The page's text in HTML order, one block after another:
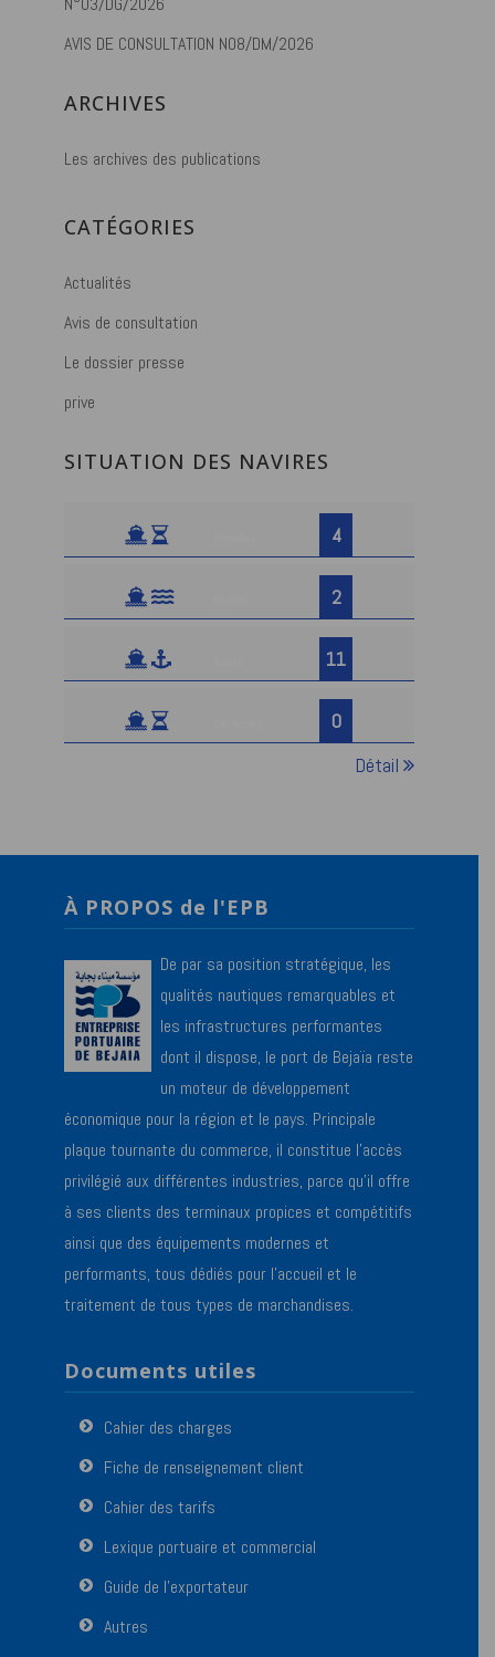
AVIS DE CONSULTATION N08/DM/2026
ARCHIVES
Les archives des publications
CATÉGORIES
Actualités
Avis de consultation
Le dossier presse
prive
SITUATION DES NAVIRES
4
2
11
0
Détail
À PROPOS de l'EPB
De par sa position stratégique, les
qualités nautiques remarquables et
les infrastructures performantes
dont il dispose, le port de Bejaïa reste
un moteur de développement
économique pour la région et le pays. Principale
plaque tournante du commerce, il constitue l’accès
privilégié aux différentes industries, parce qu’il offre
à ses clients des terminaux propices et compétitifs
ainsi que des équipements modernes et
performants, tous dédiés pour l’accueil et le
traitement de tous types de marchandises.
Documents utiles
Cahier des charges
Fiche de renseignement client
Cahier des tarifs
Lexique portuaire et commercial
Guide de l’exportateur
Autres